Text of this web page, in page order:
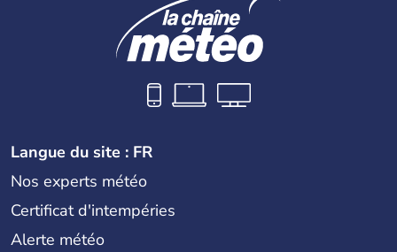
Langue du site : FR
Nos experts météo
Certificat d'intempéries
Alerte météo